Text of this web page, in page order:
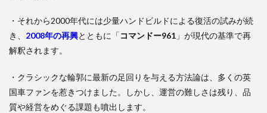
・それから2000年代には少量ハンドビルドによる復活の試みが続
き、 2008年の再興とともに「コマンドー961 」が現代の基準で再
解釈されます。
・クラシックな輪郭に最新の足回りを与える方法論は、多くの英
国車ファンを惹きつけました。しかし、運営の難しさは残り、品
質や経営をめぐる課題も噴出します。